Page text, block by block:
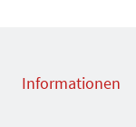
Informationen